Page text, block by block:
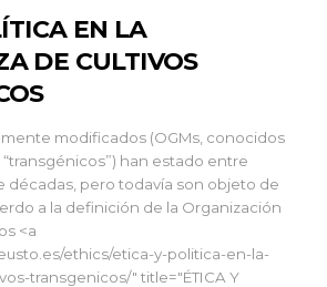
EN LA
DE CULTIVOS
modificados (OGMs, conocidos
han estado entre
décadas, pero todavía son objeto de
a la definición de la Organización
<a
ethics/etica-y-politica-en-la-
transgenicos/" title="ÉTICA Y